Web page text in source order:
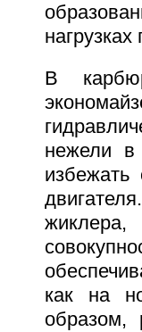
В
нежели в
избежать
как на
образом,